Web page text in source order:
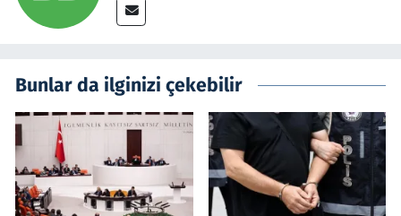
Bunlar da ilginizi çekebilir